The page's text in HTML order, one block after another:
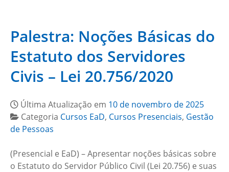
Palestra: Noções Básicas do
Estatuto dos Servidores
Civis – Lei 20.756/2020
Última Atualização em 10 de novembro de 2025
Categoria Cursos EaD, Cursos Presenciais, Gestão
de Pessoas
(Presencial e EaD) – Apresentar noções básicas sobre
o Estatuto do Servidor Público Civil (Lei 20.756) e suas